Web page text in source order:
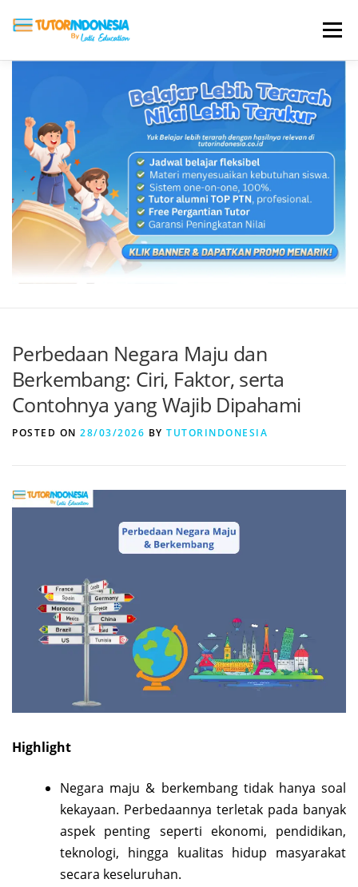
Menu
ABOUT US JADI PENGAJAR
BIAYA LES TESTIMONI PROFIL ALUMNI
BLOG DAFTAR SEKOLAH
Perbedaan Negara Maju dan
Berkembang: Ciri, Faktor, serta
Contohnya yang Wajib Dipahami
POSTED ON 28/03/2026 BY TUTORINDONESIA
Highlight
Negara maju & berkembang tidak hanya soal
kekayaan. Perbedaannya terletak pada banyak
aspek penting seperti ekonomi, pendidikan,
teknologi, hingga kualitas hidup masyarakat
secara keseluruhan.